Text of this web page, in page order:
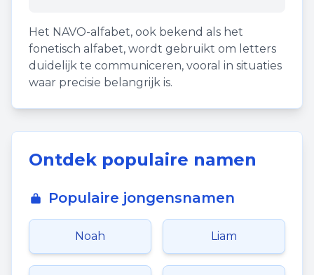
Het NAVO-alfabet, ook bekend als het
fonetisch alfabet, wordt gebruikt om letters
duidelijk te communiceren, vooral in situaties
waar precisie belangrijk is.
Ontdek populaire namen
Populaire jongensnamen
Noah Liam